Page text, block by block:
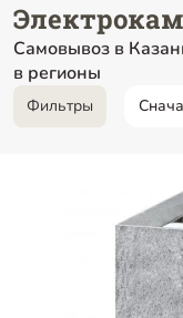
Самовывоз в
в регионы
Фильтры